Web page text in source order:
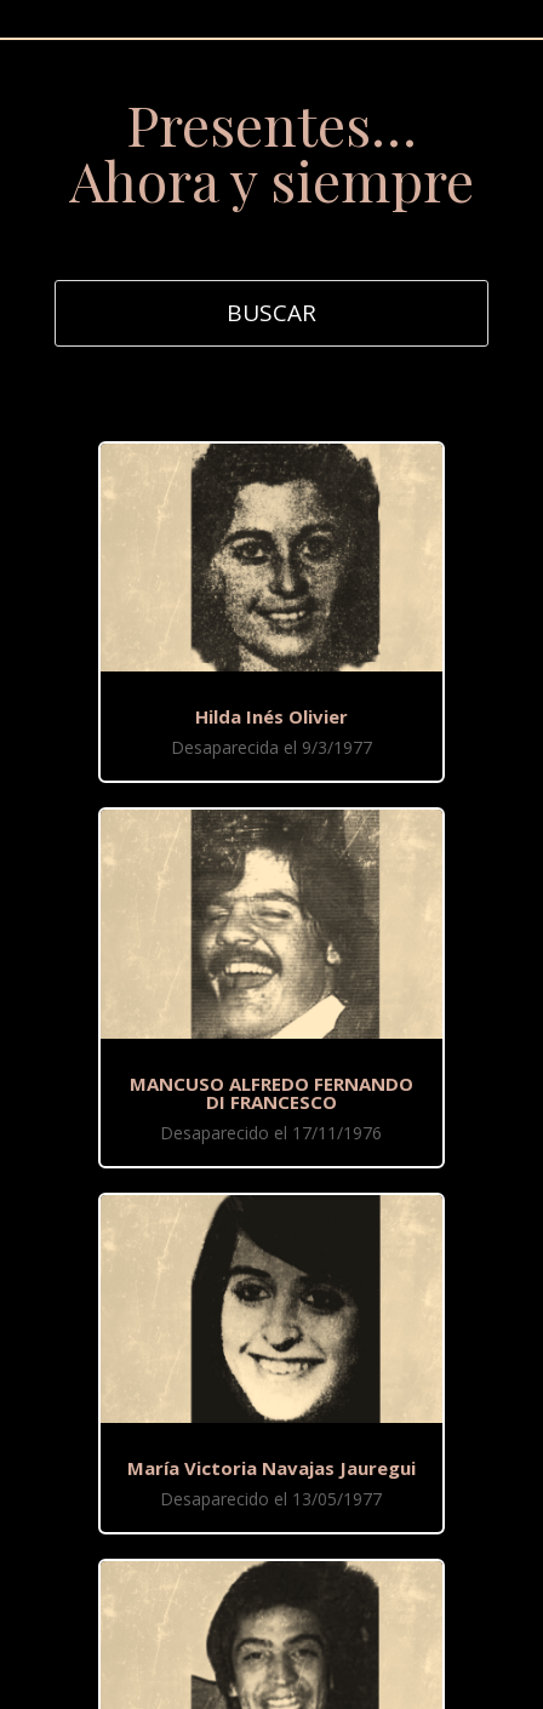
Presentes…
Ahora y siempre
Hilda Inés Olivier
Desaparecida el 9/3/1977
MANCUSO ALFREDO FERNANDO
DI FRANCESCO
Desaparecido el 17/11/1976
María Victoria Navajas Jauregui
Desaparecido el 13/05/1977